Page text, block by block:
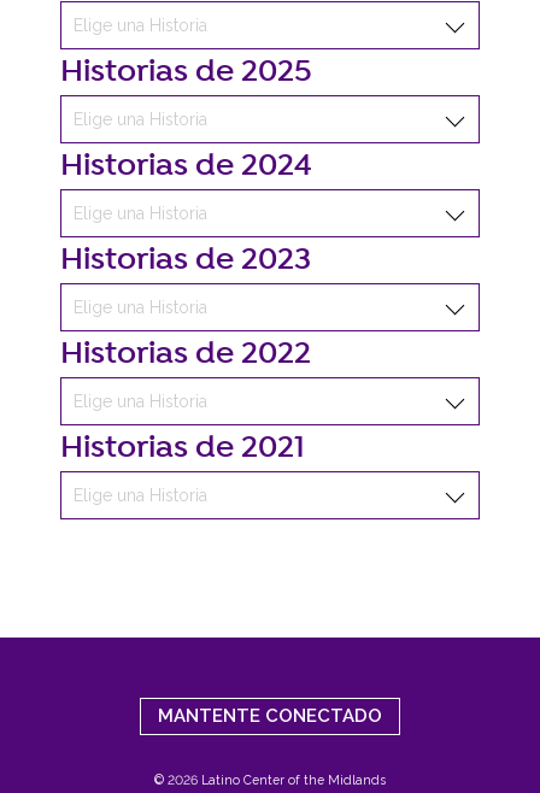
Historias de 2025
Historias de 2024
Historias de 2023
Historias de 2022
Historias de 2021
MANTENTE CONECTADO
© 2026 Latino Center of the Midlands